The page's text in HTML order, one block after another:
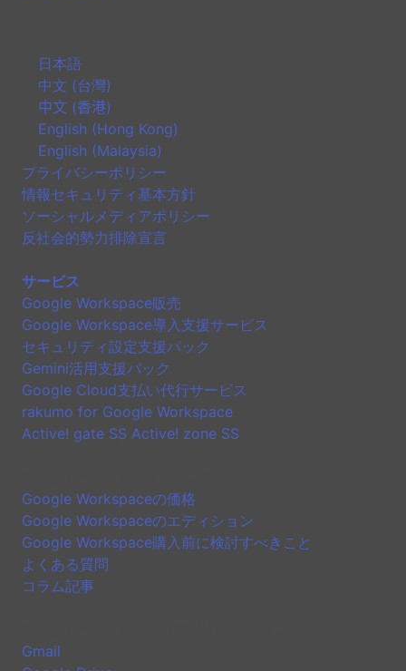
日本語
中文 (台灣)
中文 (香港)
English (Hong Kong)
English (Malaysia)
プライバシーポリシー
情報セキュリティ基本方針
ソーシャルメディアポリシー
反社会的勢力排除宣言
サービス
Google Workspace販売
Google Workspace導入支援サービス
セキュリティ設定支援パック
Gemini活用支援パック
Google Cloud支払い代行サービス
rakumo for Google Workspace
Active! gate SS Active! zone SS
Google Workspaceの価格
Google Workspaceのエディション
Google Workspace購入前に検討すべきこと
よくある質問
コラム記事
Gmail